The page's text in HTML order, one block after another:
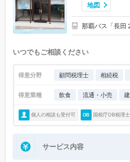
地図
那覇バス「長田
いつでもご相談ください
得意分野 顧問税理士 相続税
得意業種 飲食 流通・小売
個人の相談も受付可 国税庁OB税理
サービス内容